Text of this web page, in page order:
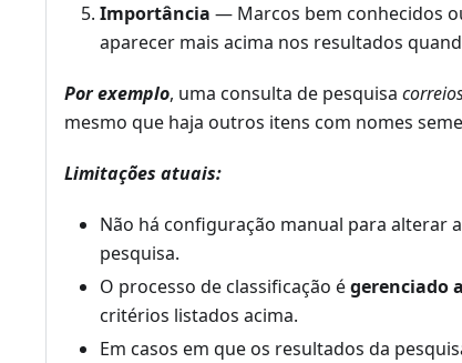
Importância — Marcos bem conhecidos
aparecer mais acima nos resultados
Por exemplo, uma consulta de pesquisa
mesmo que haja outros itens com nomes
Limitações atuais:
Não há configuração manual para alterar
pesquisa.
O processo de classificação égerenciado
critérios listados acima.
Em casos em que os resultados da